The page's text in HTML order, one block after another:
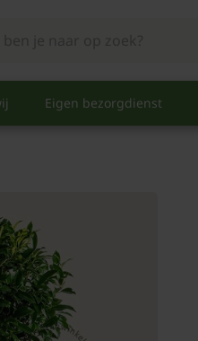
Eigen bezorgdienst